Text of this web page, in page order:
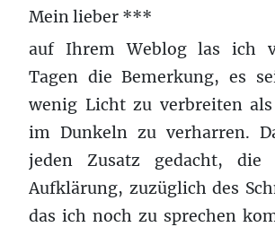
Mein lieber ***
auf Ihrem Weblog las ich
Tagen die Bemerkung, es
wenig Licht zu verbreiten
im Dunkeln zu verharren.
jeden Zusatz gedacht, die
Aufklärung, zuzüglich des
das ich noch zu sprechen